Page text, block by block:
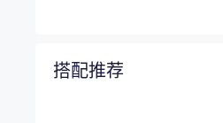
搭配推荐